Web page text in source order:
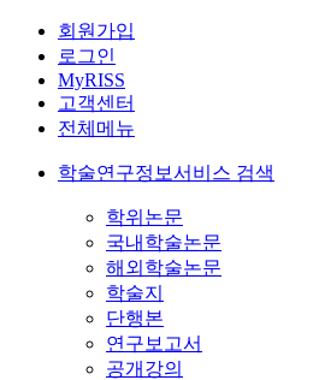
회원가입
로그인
MyRISS
고객센터
전체메뉴
학술연구정보서비스 검색
학위논문
국내학술논문
해외학술논문
학술지
단행본
연구보고서
공개강의